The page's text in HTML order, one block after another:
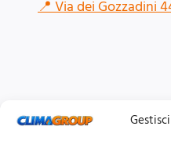
📍Via dei Gozzadini